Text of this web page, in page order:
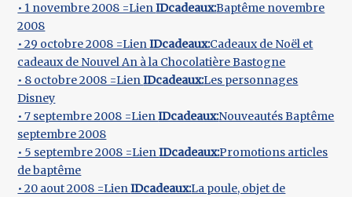
• 1 novembre 2008 =LienIDcadeaux:Baptême novembre
2008
• 29 octobre 2008 =LienIDcadeaux:Cadeaux de Noël et
cadeaux de Nouvel An à la Chocolatière Bastogne
• 8 octobre 2008 =LienIDcadeaux:Les personnages
Disney
• 7 septembre 2008 =LienIDcadeaux:Nouveautés Baptême
septembre 2008
• 5 septembre 2008 =LienIDcadeaux:Promotions articles
de baptême
• 20 aout 2008 =LienIDcadeaux:La poule, objet de